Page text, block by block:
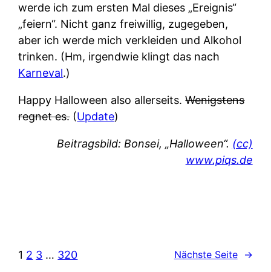
werde ich zum ersten Mal dieses „Ereignis“
„feiern“. Nicht ganz freiwillig, zugegeben,
aber ich werde mich verkleiden und Alkohol
trinken. (Hm, irgendwie klingt das nach
Karneval.)
Happy Halloween also allerseits.Wenigstens
regnet es.(Update)
Beitragsbild: Bonsei, „Halloween“. (cc)
www.piqs.de
1 2 3 … 320 Nächste Seite →